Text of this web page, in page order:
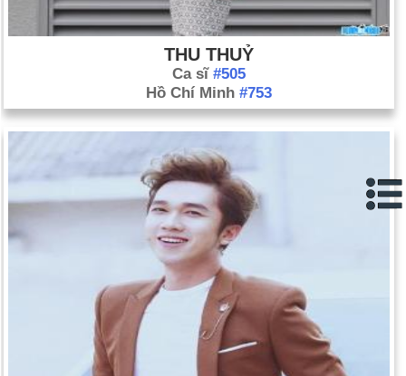
THU THUỶ
Ca sĩ #505
Hồ Chí Minh #753